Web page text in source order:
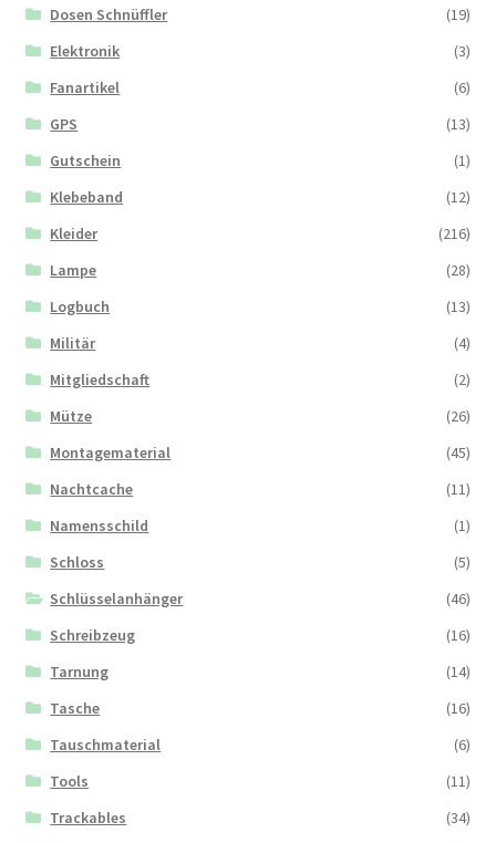
Dosen Schnüffler
(19)
Elektronik
(3)
Fanartikel
(6)
GPS
(13)
Gutschein
(1)
Klebeband
(12)
Kleider
(216)
Lampe
(28)
Logbuch
(13)
Militär
(4)
Mitgliedschaft
(2)
Mütze
(26)
Montagematerial
(45)
Nachtcache
(11)
Namensschild
(1)
Schloss
(5)
Schlüsselanhänger
(46)
Schreibzeug
(16)
Tarnung
(14)
Tasche
(16)
Tauschmaterial
(6)
Tools
(11)
Trackables
(34)